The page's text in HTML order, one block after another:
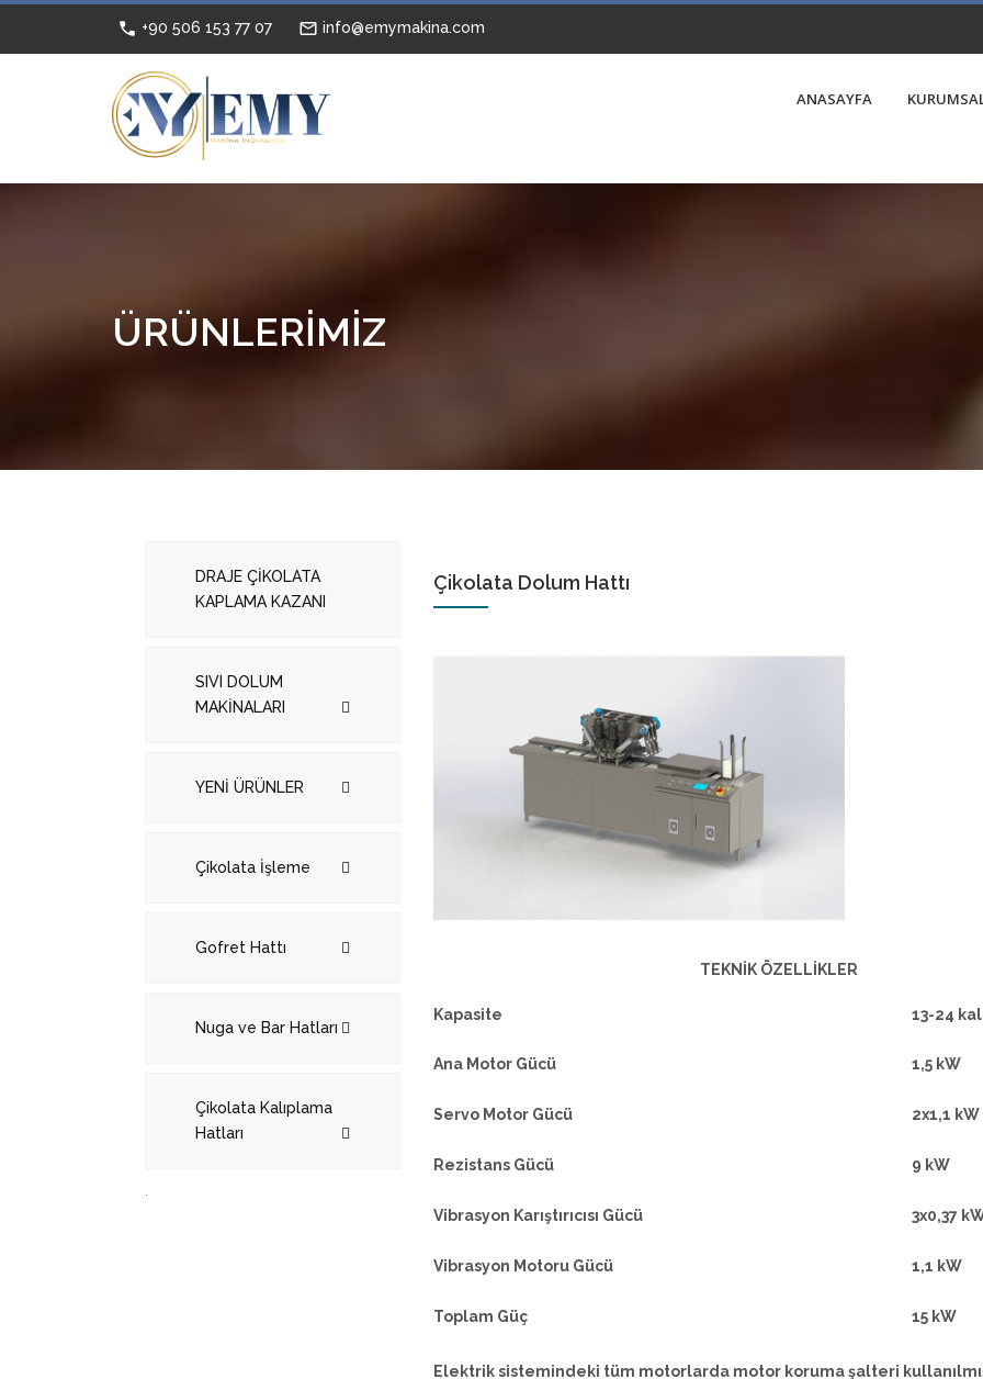
+90 506 153 77 07 info@emymakina.com
ANASAYFA
ÜRÜNLERİMİZ
DRAJE ÇİKOLATA
KAPLAMA KAZANI
SIVI DOLUM
MAKİNALARI
YENİ ÜRÜNLER
Çikolata İşleme
Gofret Hattı
Nuga ve Bar Hatları
Çikolata Kalıplama
Hatları
Çikolata Dolum Hattı
TEKNİK ÖZELLİKLER
Kapasite 13-24
Ana Motor Gücü 1,5 kW
Servo Motor Gücü 2x1,1 kW
Rezistans Gücü 9 kW
Vibrasyon Karıştırıcısı Gücü 3x0,37
Vibrasyon Motoru Gücü 1,1 kW
Toplam Güç 15 kW
Elektrik sistemindeki tüm motorlarda motor koruma şalteri